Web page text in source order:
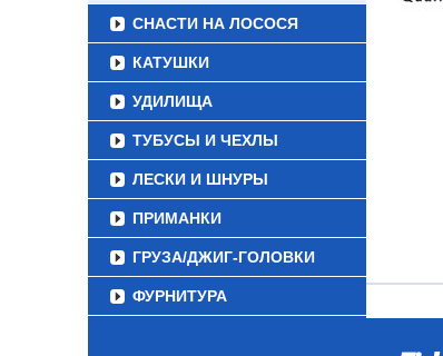
СНАСТИ НА ЛОСОСЯ
КАТУШКИ
УДИЛИЩА
ТУБУСЫ И ЧЕХЛЫ
ЛЕСКИ И ШНУРЫ
ПРИМАНКИ
ГРУЗА/ДЖИГ-ГОЛОВКИ
ФУРНИТУРА